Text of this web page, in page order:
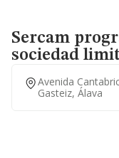
Sercam
sociedad
Avenida
Gasteiz, Álava